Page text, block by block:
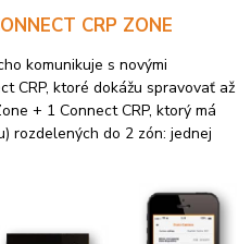
CRP ZONE
komunikuje s novými
CRP, ktoré dokážu spravovať až
+ 1 Connect CRP, ktorý má
rozdelených do 2 zón: jednej